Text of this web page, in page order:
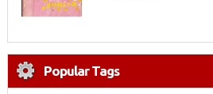
Popular Tags